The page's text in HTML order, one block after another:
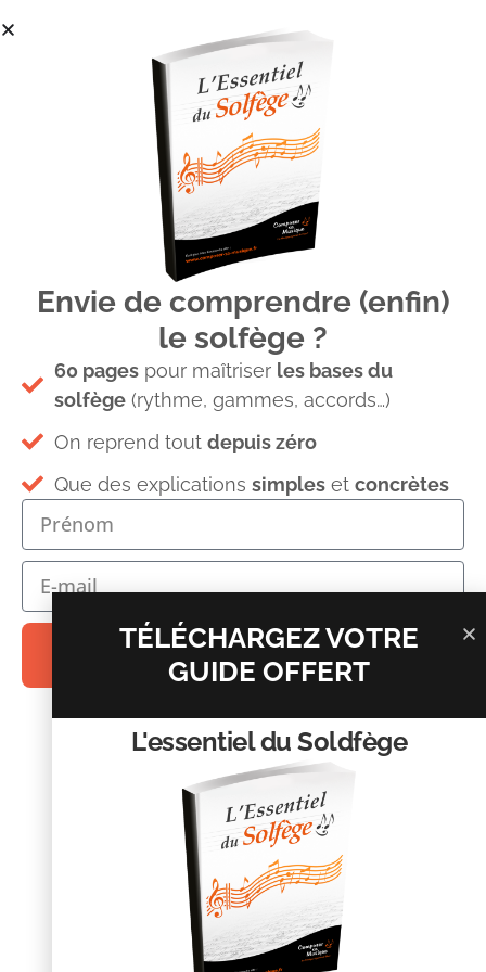
schéma 1
Laisser un commentaire
Votre adresse e-mail ne sera pas publiée.
obligatoires sont indiqués avec
Commentaire
Envie de comprendre (enfin)
le solfège ?
60 pages pour maîtriser les bases du
solfège (rythme, gammes, accords…)
On reprend tout depuis zéro
Que des explications simples et concrètes
ENVOIE-LE MOI !
TÉLÉCHARGEZ VOTRE
GUIDE OFFERT
L'essentiel du Soldfège